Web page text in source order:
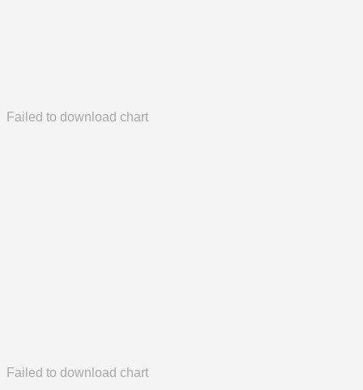
Failed to download chart
Failed to download chart